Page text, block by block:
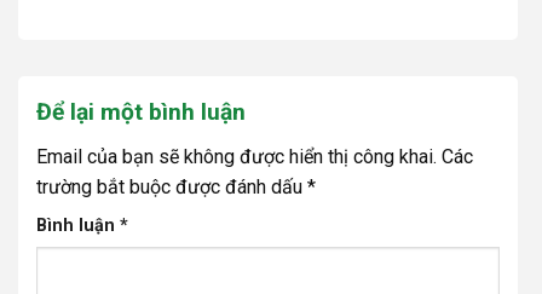
Để lại một bình luận
Email của bạn sẽ không được hiển thị công khai. Các
trường bắt buộc được đánh dấu *
Bình luận *